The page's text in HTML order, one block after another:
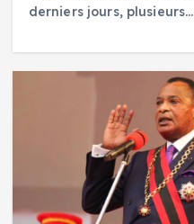
derniers jours, plusieurs…